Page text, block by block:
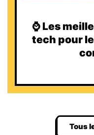
⌚️ Les
tech pour
Tous